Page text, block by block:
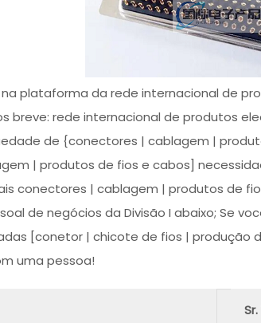
na plataforma da rede internacional de
breve: rede internacional de produtos
de {conectores | cablagem |
| produtos de fios e cabos]
conectores | cablagem | produtos de
de negócios da Divisão I abaixo; Se
[conetor | chicote de fios | produção
uma pessoa!